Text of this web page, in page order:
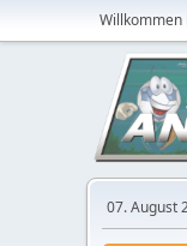
Willkommen
07. August